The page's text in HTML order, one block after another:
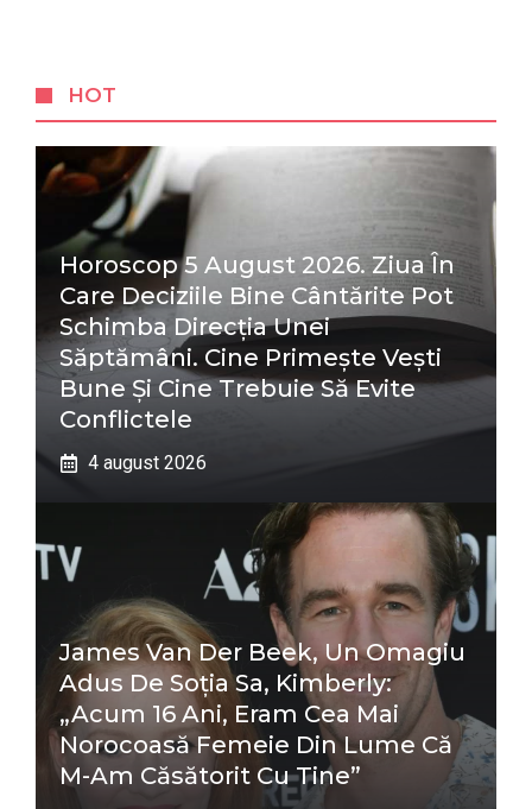
HOT
Horoscop 5 August 2026. Ziua În
Care Deciziile Bine Cântărite Pot
Schimba Direcția Unei
Săptămâni. Cine Primește Vești
Bune Și Cine Trebuie Să Evite
Conflictele
4 august 2026
James Van Der Beek, Un Omagiu
Adus De Soția Sa, Kimberly:
„Acum 16 Ani, Eram Cea Mai
Norocoasă Femeie Din Lume Că
M-Am Căsătorit Cu Tine”